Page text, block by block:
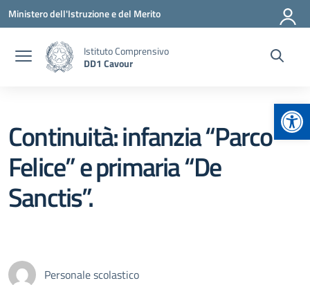
Vai ai contenuti
Vai al menu di navigazione
Vai al footer
Ministero dell'Istruzione e del Merito
Istituto Comprensivo
DD1 Cavour
Continuità: infanzia “Parco
Felice” e primaria “De
Sanctis”.
Personale scolastico